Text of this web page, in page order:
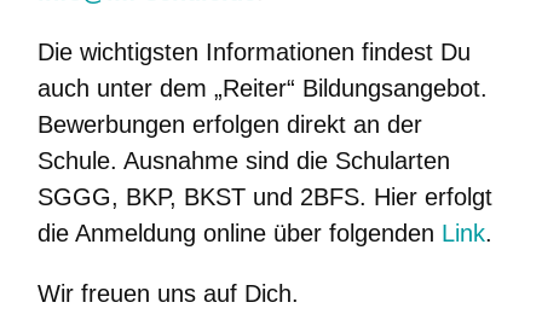
Die wichtigsten Informationen findest Du
auch unter dem „Reiter“ Bildungsangebot.
Bewerbungen erfolgen direkt an der
Schule. Ausnahme sind die Schularten
SGGG, BKP, BKST und 2BFS. Hier erfolgt
die Anmeldung online über folgenden Link.
Wir freuen uns auf Dich.